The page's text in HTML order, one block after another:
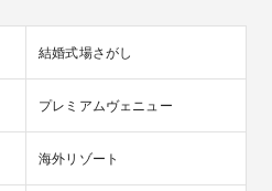
結婚式場さがし
プレミアムヴェニュー
海外リゾート